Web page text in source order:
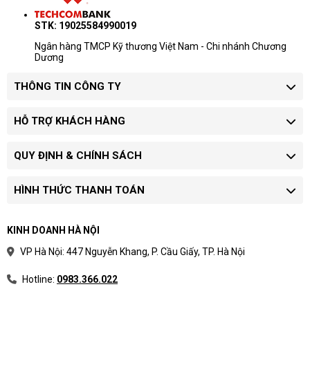
STK: 19025584990019
Ngân hàng TMCP Kỹ thương Việt Nam - Chi nhánh Chương
Dương
THÔNG TIN CÔNG TY
HỖ TRỢ KHÁCH HÀNG
QUY ĐỊNH & CHÍNH SÁCH
HÌNH THỨC THANH TOÁN
KINH DOANH HÀ NỘI
VP Hà Nội: 447 Nguyễn Khang, P. Cầu Giấy, TP. Hà Nội
Hotline: 0983.366.022